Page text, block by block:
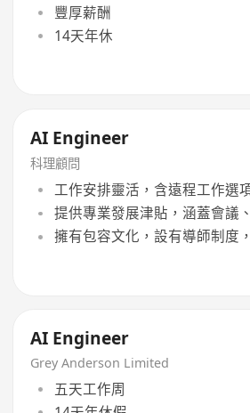
豐厚薪酬
14天年休
AI Engineer
科理顧問
工作安排靈活，含遠程工作選
提供專業發展津貼，涵蓋會議
擁有包容文化，設有導師制度
AI Engineer
Grey Anderson Limited
五天工作周